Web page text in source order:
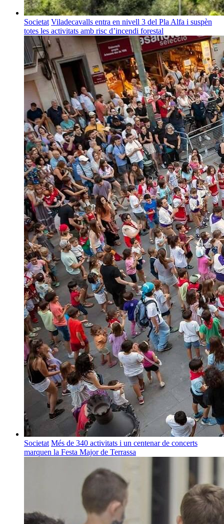
Societat Viladecavalls entra en nivell 3 del Pla Alfa i suspèn
totes les activitats amb risc d’incendi forestal
Societat Més de 340 activitats i un centenar de concerts
marquen la Festa Major de Terrassa